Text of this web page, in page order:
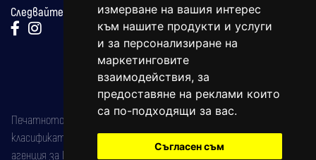
измерване на вашия интерес
към нашите продукти и услуги
и за персонализиране на
маркетинговите
взаимодействия, за
предоставяне на реклами които
са по-подходящи за вас.
Съгласен съм
Следвайте ни:
Печатното издание на вестника е регистрирано в националния
класификатор на печатните издания (Българска национална
агенция за ISSN) под номер: ISSN 1312-4722.